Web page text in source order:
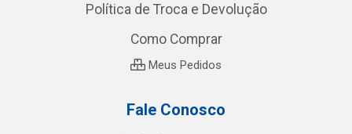
Política de Troca e Devolução
Como Comprar
Meus Pedidos
Fale Conosco